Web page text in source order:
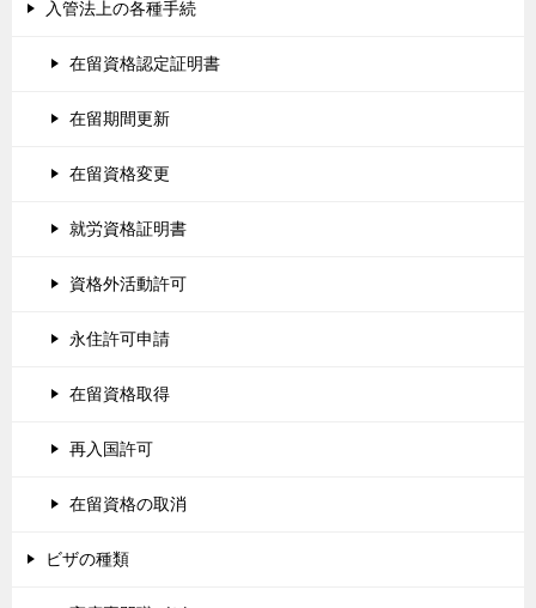
入管法上の各種手続
在留資格認定証明書
在留期間更新
在留資格変更
就労資格証明書
資格外活動許可
永住許可申請
在留資格取得
再入国許可
在留資格の取消
ビザの種類